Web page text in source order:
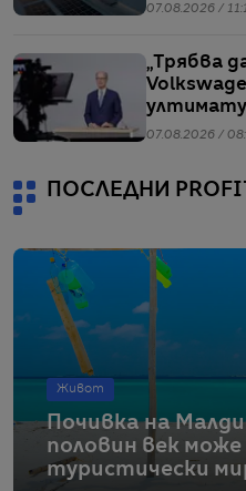
07.08.2026 /
„Трябва
начело на
07.08.2026 /
ПОСЛЕДНИ PROFIT
Живот
Почивка на
половин век може
туристически